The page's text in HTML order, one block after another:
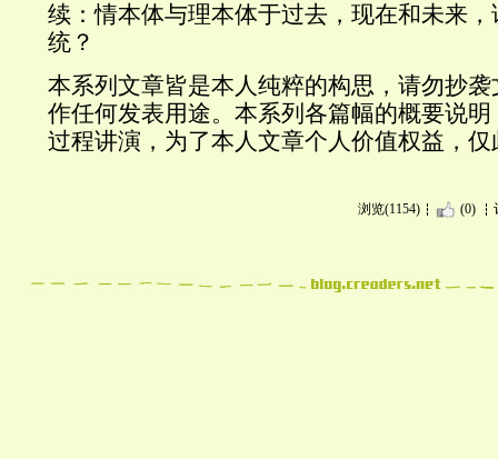
续：情本体与理本体于过去，现在和未来
统？
本系列文章皆是本人纯粹的构思，请勿抄
作任何发表用途。本系列各篇幅的概要说
过程讲演，为了本人文章个人价值权益，仅
浏览(1154) (0)